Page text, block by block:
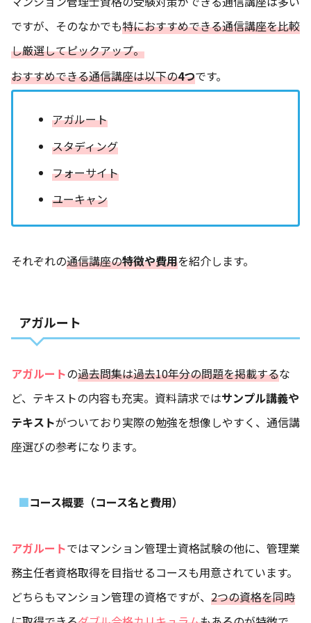
ですが、そのなかでも特におすすめできる通信講座を比較
し厳選してピックアップ。
おすすめできる通信講座は以下の4つです。
アガルート
スタディング
フォーサイト
ユーキャン
それぞれの通信講座の特徴や費用を紹介します。
アガルート
アガルートの過去問集は過去10年分の問題を掲載するな
ど、テキストの内容も充実。資料請求ではサンプル講義や
テキストがついており実際の勉強を想像しやすく、通信講
座選びの参考になります。
コース概要（コース名と費用）
アガルートではマンション管理士資格試験の他に、管理業
務主任者資格取得を目指せるコースも用意されています。
どちらもマンション管理の資格ですが、 2つの資格を同時